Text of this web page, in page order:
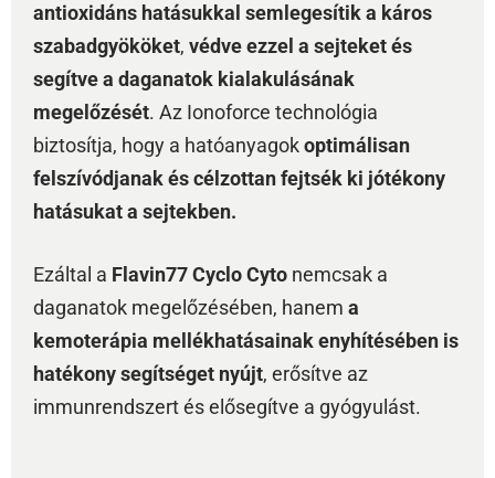
antioxidáns hatásukkal semlegesítik a káros
szabadgyököket, védve ezzel a sejteket és
segítve a daganatok kialakulásának
megelőzését. Az Ionoforce technológia
biztosítja, hogy a hatóanyagokoptimálisan
felszívódjanak és célzottan fejtsék ki jótékony
hatásukat a sejtekben.
Ezáltal a Flavin77 Cyclo Cyto nemcsak a
daganatok megelőzésében, hanem a
kemoterápia mellékhatásainak enyhítésében is
hatékony segítséget nyújt, erősítve az
immunrendszert és elősegítve a gyógyulást.